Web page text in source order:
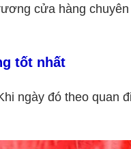
cửa hàng chuyên
tốt nhất
ngày đó theo quan